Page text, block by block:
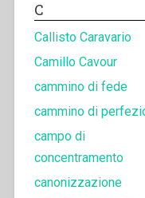
C
Callisto Caravario
Camillo Cavour
cammino di fede
cammino di
campo di
concentramento
canonizzazione